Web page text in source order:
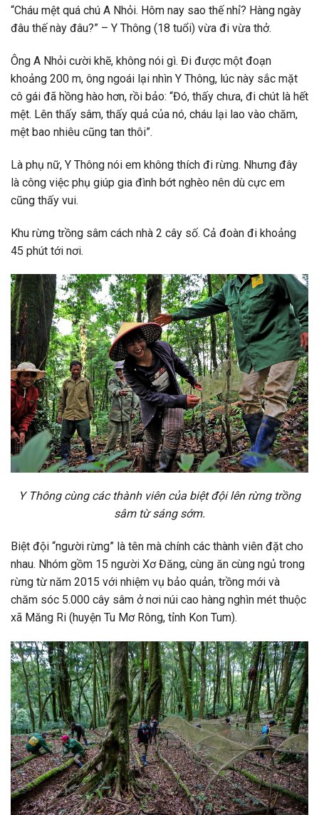
“Cháu mệt quá chú A Nhỏi. Hôm nay sao thế nhỉ? Hàng ngày
đâu thế này đâu?” – Y Thông (18 tuổi) vừa đi vừa thở.
Ông A Nhỏi cười khẽ, không nói gì. Đi được một đoạn
khoảng 200 m, ông ngoái lại nhìn Y Thông, lúc này sắc mặt
cô gái đã hồng hào hơn, rồi bảo: “Đó, thấy chưa, đi chút là hết
mệt. Lên thấy sâm, thấy quả của nó, cháu lại lao vào chăm,
mệt bao nhiêu cũng tan thôi”.
Là phụ nữ, Y Thông nói em không thích đi rừng. Nhưng đây
là công việc phụ giúp gia đình bớt nghèo nên dù cực em
cũng thấy vui.
Khu rừng trồng sâm cách nhà 2 cây số. Cả đoàn đi khoảng
45 phút tới nơi.
Y Thông cùng các thành viên của biệt đội lên rừng trồng
sâm từ sáng sớm.
Biệt đội “người rừng” là tên mà chính các thành viên đặt cho
nhau. Nhóm gồm 15 người Xơ Đăng, cùng ăn cùng ngủ trong
rừng từ năm 2015 với nhiệm vụ bảo quản, trồng mới và
chăm sóc 5.000 cây sâm ở nơi núi cao hàng nghìn mét thuộc
xã Măng Ri (huyện Tu Mơ Rông, tỉnh Kon Tum).